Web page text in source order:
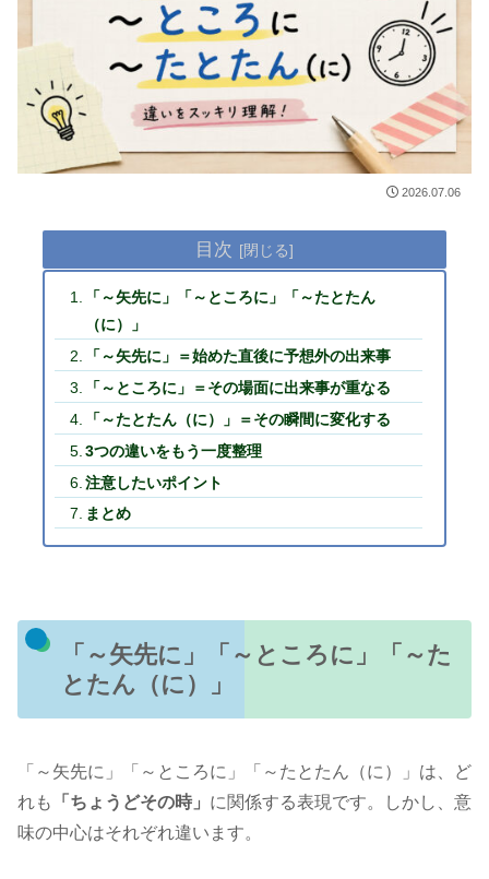
2026.07.06
目次
「～矢先に」「～ところに」「～たとたん
（に）」
「～矢先に」＝始めた直後に予想外の出来事
「～ところに」＝その場面に出来事が重なる
「～たとたん（に）」＝その瞬間に変化する
3つの違いをもう一度整理
注意したいポイント
まとめ
「～矢先に」「～ところに」「～た
とたん（に）」
「～矢先に」「～ところに」「～たとたん（に）」は、ど
れも
「ちょうどその時」 に関係する表現です。しかし、意
味の中心はそれぞれ違います。